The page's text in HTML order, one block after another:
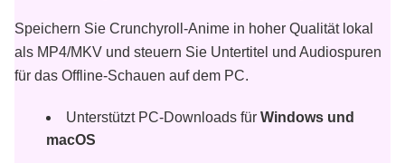
Speichern Sie Crunchyroll-Anime in hoher Qualität lokal
als MP4/MKV und steuern Sie Untertitel und Audiospuren
für das Offline-Schauen auf dem PC.
Unterstützt PC-Downloads für Windows und
macOS